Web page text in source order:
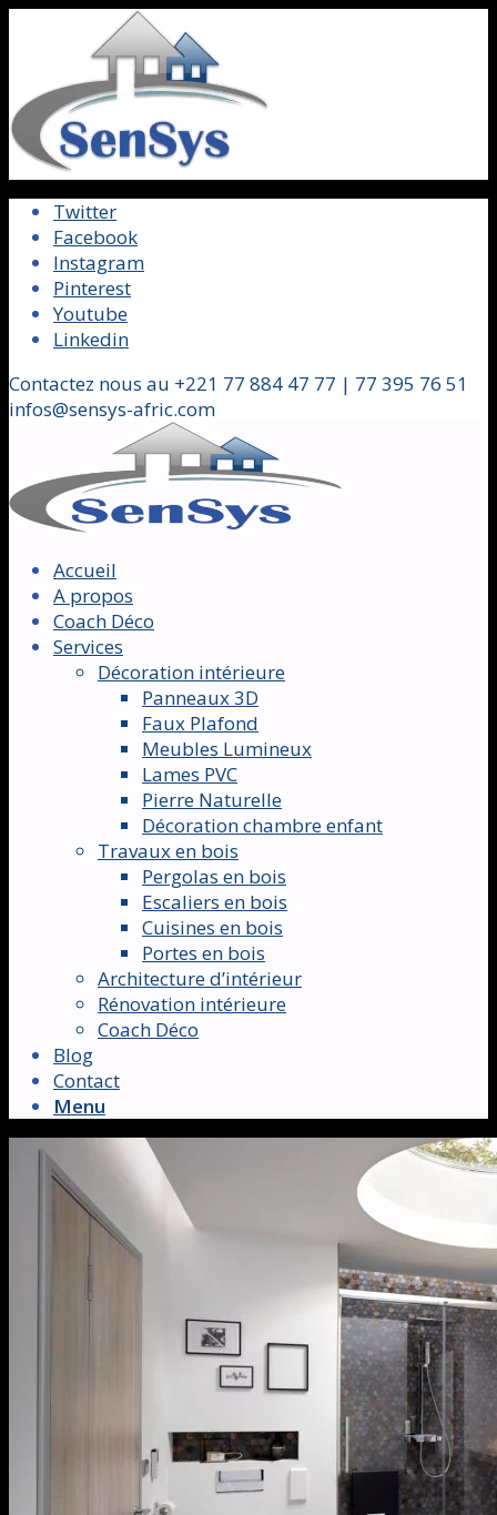
Twitter
Facebook
Instagram
Pinterest
Youtube
Linkedin
Contactez nous au +221 77 884 47 77 | 77 395 76 51
infos@sensys-afric.com
Accueil
A propos
Coach Déco
Services
Décoration intérieure
Panneaux 3D
Faux Plafond
Meubles Lumineux
Lames PVC
Pierre Naturelle
Décoration chambre enfant
Travaux en bois
Pergolas en bois
Escaliers en bois
Cuisines en bois
Portes en bois
Architecture d’intérieur
Rénovation intérieure
Coach Déco
Blog
Contact
Menu